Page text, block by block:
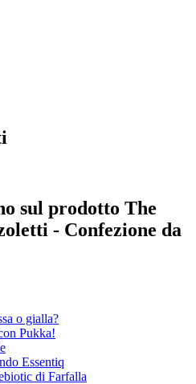
sul prodotto The
- Confezione da
o gialla?
Pukka!
Essentiq
di Farfalla